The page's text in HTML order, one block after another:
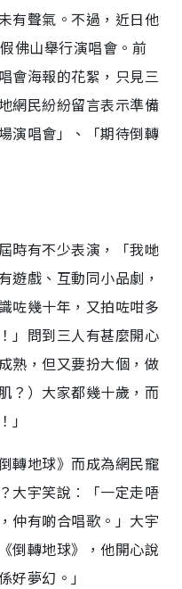
有聲氣。不過，近日他
佛山舉行演唱會。前
會海報的花絮，只見三
網民紛紛留言表示準備
演唱會」、「期待倒轉
時有不少表演，「我哋
遊戲、互動同小品劇，
咗幾十年，又拍咗咁多
」問到三人有甚麼開心
熟，但又要扮大個，做
？）大家都幾十歲，而
」
轉地球》而成為網民寵
大宇笑說︰「一定走唔
仲有啲合唱歌。」大宇
倒轉地球》，他開心說
好夢幻。」